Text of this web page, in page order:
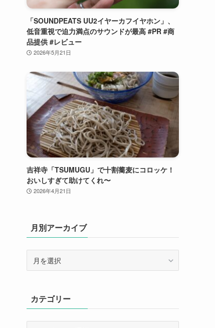
「SOUNDPEATS UU2イヤーカフイヤホン」、
低音重視で迫力満点のサウンドが最高 #PR #商
品提供 #レビュー
2026年5月21日
吉祥寺「TSUMUGU」で十割蕎麦にコロッケ！
おいしすぎて助けてくれ〜
2026年4月21日
月別アーカイブ
カ
イ
ブ
カテゴリー